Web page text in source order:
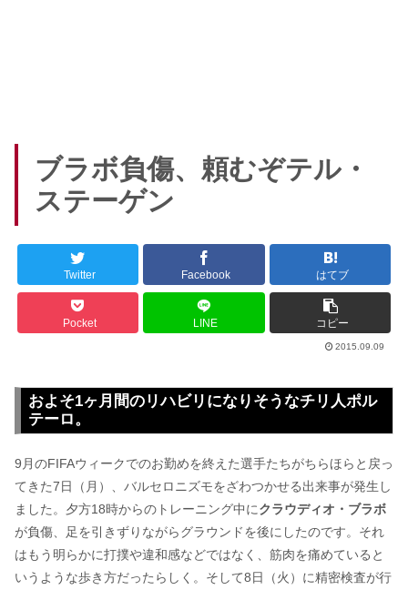
ブラボ負傷、頼むぞテル・
ステーゲン
Twitter Facebook はてブ
Pocket LINE コピー
2015.09.09
およそ1ヶ月間のリハビリになりそうなチリ人ポル
テーロ。
9月のFIFAウィークでのお勤めを終えた選手たちがちらほらと戻っ
てきた7日（月）、バルセロニズモをざわつかせる出来事が発生し
ました。夕方18時からのトレーニング中にクラウディオ・ブラボ
が負傷、足を引きずりながらグラウンドを後にしたのです。それ
はもう明らかに打撲や違和感などではなく、筋肉を痛めていると
いうような歩き方だったらしく。そして8日（火）に精密検査が行